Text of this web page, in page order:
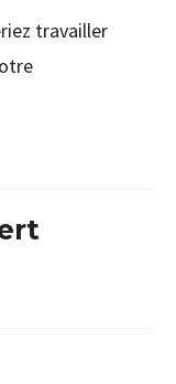
travailler